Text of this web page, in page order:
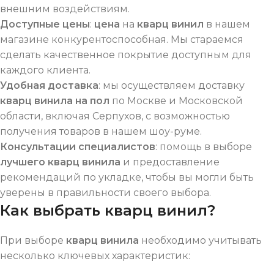
внешним воздействиям.
Доступные цены: цена на кварц винил в нашем
магазине конкурентоспособная. Мы стараемся
сделать качественное покрытие доступным для
каждого клиента.
Удобная доставка: мы осуществляем доставку
кварц винила на пол по Москве и Московской
области, включая Серпухов, с возможностью
получения товаров в нашем шоу-руме.
Консультации специалистов: помощь в выборе
лучшего кварц винила и предоставление
рекомендаций по укладке, чтобы вы могли быть
уверены в правильности своего выбора.
Как выбрать кварц винил?
При выборе кварц винила необходимо учитывать
несколько ключевых характеристик: